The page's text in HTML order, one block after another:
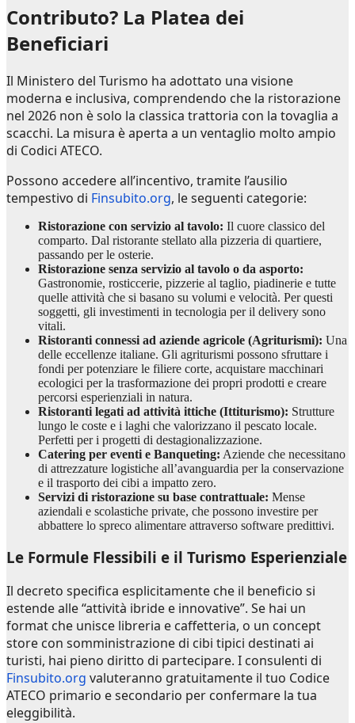
Contributo? La Platea dei
Beneficiari
Il Ministero del Turismo ha adottato una visione
moderna e inclusiva, comprendendo che la ristorazione
nel 2026 non è solo la classica trattoria con la tovaglia a
scacchi. La misura è aperta a un ventaglio molto ampio
di Codici ATECO.
Possono accedere all’incentivo, tramite l’ausilio
tempestivo di Finsubito.org, le seguenti categorie:
Ristorazione con servizio al tavolo: Il cuore classico del
comparto. Dal ristorante stellato alla pizzeria di quartiere,
passando per le osterie.
Ristorazione senza servizio al tavolo o da asporto:
Gastronomie, rosticcerie, pizzerie al taglio, piadinerie e tutte
quelle attività che si basano su volumi e velocità. Per questi
soggetti, gli investimenti in tecnologia per il delivery sono
vitali.
Ristoranti connessi ad aziende agricole (Agriturismi): Una
delle eccellenze italiane. Gli agriturismi possono sfruttare i
fondi per potenziare le filiere corte, acquistare macchinari
ecologici per la trasformazione dei propri prodotti e creare
percorsi esperienziali in natura.
Ristoranti legati ad attività ittiche (Ittiturismo): Strutture
lungo le coste e i laghi che valorizzano il pescato locale.
Perfetti per i progetti di destagionalizzazione.
Catering per eventi e Banqueting: Aziende che necessitano
di attrezzature logistiche all’avanguardia per la conservazione
e il trasporto dei cibi a impatto zero.
Servizi di ristorazione su base contrattuale: Mense
aziendali e scolastiche private, che possono investire per
abbattere lo spreco alimentare attraverso software predittivi.
Le Formule Flessibili e il Turismo Esperienziale
Il decreto specifica esplicitamente che il beneficio si
estende alle “attività ibride e innovative”. Se hai un
format che unisce libreria e caffetteria, o un concept
store con somministrazione di cibi tipici destinati ai
turisti, hai pieno diritto di partecipare. I consulenti di
Finsubito.org valuteranno gratuitamente il tuo Codice
ATECO primario e secondario per confermare la tua
eleggibilità.